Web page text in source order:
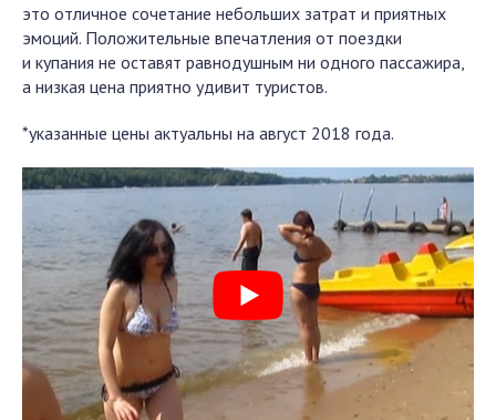
это отличное сочетание небольших затрат и приятных
эмоций. Положительные впечатления от поездки
и купания не оставят равнодушным ни одного пассажира,
а низкая цена приятно удивит туристов.
*указанные цены актуальны на август 2018 года.